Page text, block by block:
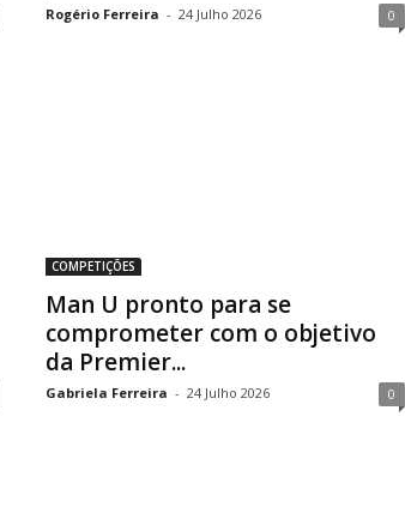
Rogério Ferreira - 24 Julho 2026 0
COMPETIÇÕES
Man U pronto para se
comprometer com o objetivo
da Premier...
Gabriela Ferreira - 24 Julho 2026 0